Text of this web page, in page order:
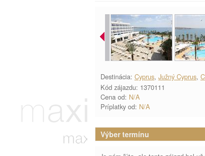
Destinácia: Cyprus, Južný Cyprus,
Kód zájazdu: 1370111
Cena od: N/A
Príplatky od: N/A
Výber termínu